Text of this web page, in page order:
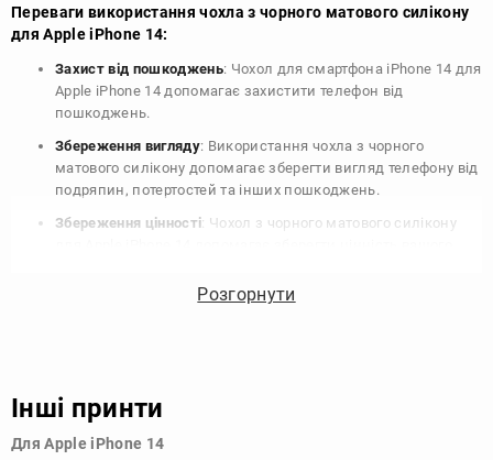
Переваги використання чохла з чорного матового силікону
для Apple iPhone 14:
Захист від пошкоджень: Чохол для смартфона iPhone 14 для
Apple iPhone 14 допомагає захистити телефон від
пошкоджень.
Збереження вигляду: Використання чохла з чорного
матового силікону допомагає зберегти вигляд телефону від
подряпин, потертостей та інших пошкоджень.
Збереження цінності: Чохол з чорного матового силікону
продати свій пристрій в майбутньому.
Узагалі, чохол для телефону - це дуже корисний аксесуар, який
допомагає захистити ваш пристрій, зберегти його цінність і
Розгорнути
Інші принти
Для Apple iPhone 14